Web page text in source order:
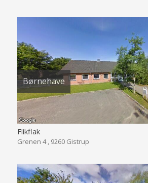
Børnehave
Flikflak
Grenen 4 , 9260 Gistrup